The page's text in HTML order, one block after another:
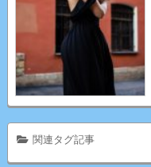
関連タグ記事